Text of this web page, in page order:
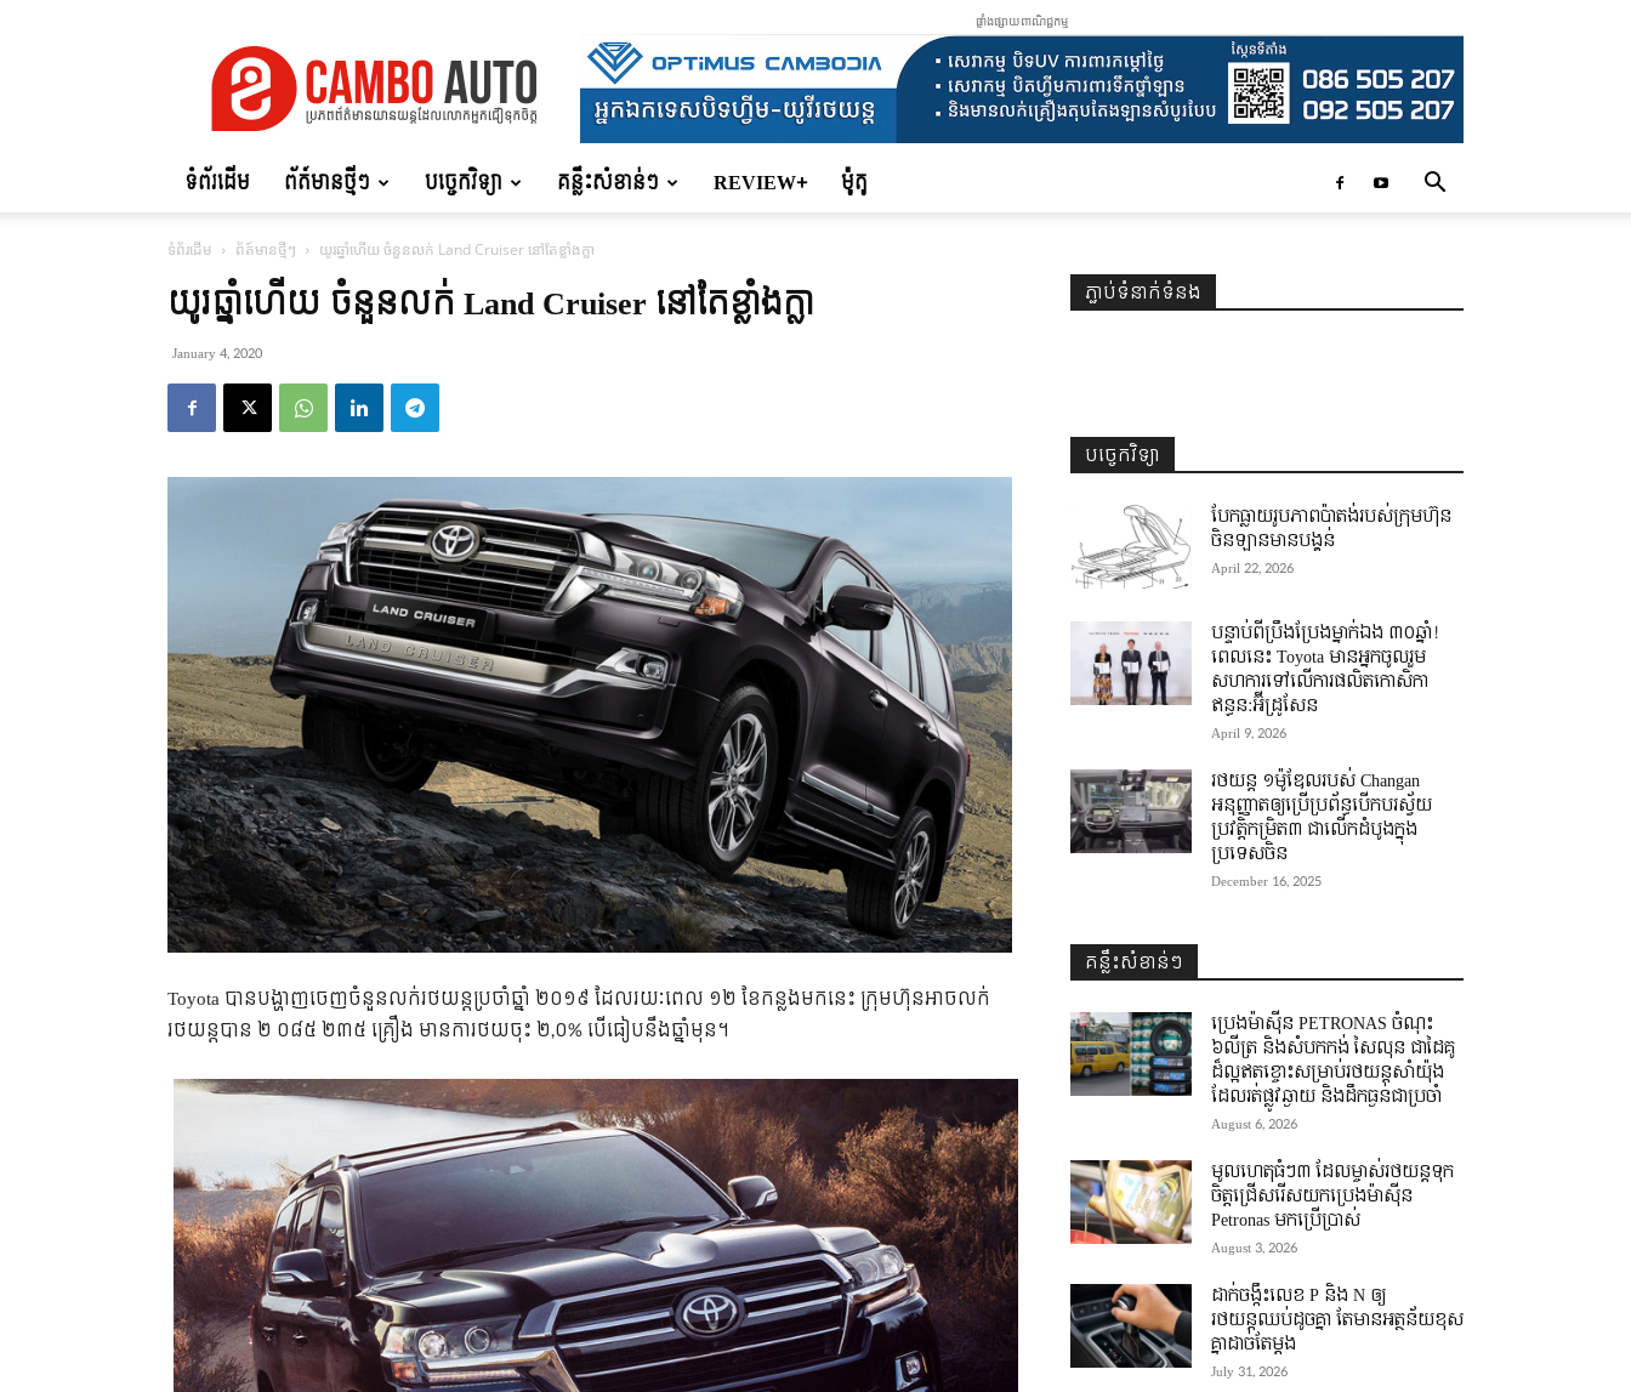
Auto
ផ្ទាំងផ្សាយពាណិជ្ជកម្ម
ទំព័រដើម ព័ត៍មានថ្មីៗ បច្ចេកវិទ្យា គន្លឹះសំខាន់ៗ REVIEW+ ម៉ូតូ
ទំព័រដើម ព័ត៍មានថ្មីៗ យូរឆ្នាំហើយ ចំនួនលក់ Land Cruiser នៅតែខ្លាំងក្លា
យូរឆ្នាំហើយ ចំនួនលក់ Land Cruiser នៅតែខ្លាំងក្លា
January 4, 2020
Toyota បាន​បង្ហាញ​ចេញ​ចំនួន​លក់​​រថយន្ត​ប្រចាំ​ឆ្នាំ ២០១៩ ដែល​រយៈពេល ១២ ខែ​កន្លង​មក​នេះ ក្រុមហ៊ុន​អាច​លក់​
រថយន្ត​បាន​ ២ ០៨៥ ២៣៥ គ្រឿង មាន​ការ​ថយ​ចុះ ២,០% បើ​ធៀប​នឹង​ឆ្នាំ​មុន។
ភ្ជាប់ទំនាក់ទំនង
បច្ចេកវិទ្យា
បែកធ្លាយរូបភាពប៉ាតង់របស់ក្រុមហ៊ុន
ចិនឡានមានបង្គន់
April 22, 2026
បន្ទាប់ពីប្រឹងប្រែងម្នាក់ឯង ៣០ឆ្នាំ! ​
ពេលនេះ Toyota មានអ្នកចូលរួម
សហការទៅលើការផលិតកោសិកា
ឥន្ធន:អ៊ីដ្រូសែន
April 9, 2026
រថយន្ត ១ម៉ូឌែលរបស់ Changan
អនុញ្ញាតឲ្យប្រើប្រព័ន្ធបើកបរស្វ័យ
ប្រវត្តិកម្រិត៣ ជាលើកដំបូងក្នុង
ប្រទេសចិន
December 16, 2025
គន្លឹះសំខាន់ៗ
ប្រេងម៉ាស៊ីន PETRONAS ចំណុះ
៦លីត្រ និងសំបកកង់ សៃលុន ជាដៃគូ
ដ៏ល្អឥតខ្ចោះសម្រាប់រថយន្តសាំយ៉ុង
ដែលរត់ផ្លូវឆ្ងាយ និងដឹកធ្ងន់ជាប្រចាំ
August 6, 2026
មូលហេតុធំៗ៣ ដែលម្ចាស់រថយន្តទុក
ចិត្តជ្រើសរើសយកប្រេងម៉ាស៊ីន
Petronas មកប្រើប្រាស់
August 3, 2026
ដាក់ចង្កឹះលេខ P និង N ឲ្យ
រថយន្តឈប់ដូចគ្នា តែមានអត្ថន័យខុស
គ្នាដាច់តែម្តង
July 31, 2026